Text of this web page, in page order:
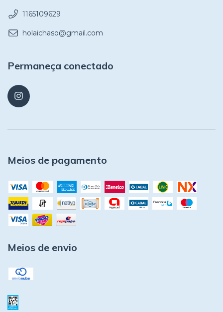
1165109629
holaichaso@gmail.com
Permaneça conectado
Meios de pagamento
Meios de envio